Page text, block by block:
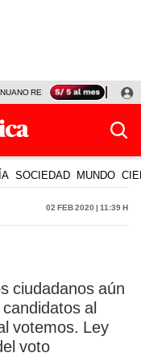
RESULTADOS HOY
SOCIEDAD MUNDO
02 Feb 2020 | 11:39 h
ciudadanos aún
al
votemos. Ley
voto